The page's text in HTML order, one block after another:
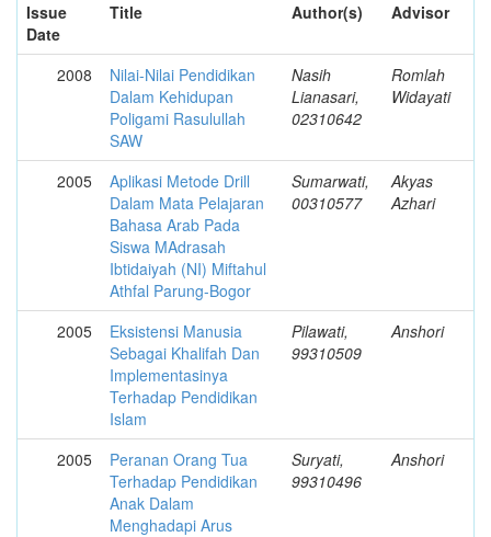
Issue
Date
Title Author(s) Advisor
2008
Nilai-Nilai Pendidikan
Dalam Kehidupan
Poligami Rasulullah
SAW
Nasih
Lianasari,
02310642
Romlah
Widayati
2005
Aplikasi Metode Drill
Dalam Mata Pelajaran
Bahasa Arab Pada
Siswa MAdrasah
Ibtidaiyah (NI) Miftahul
Athfal Parung-Bogor
Sumarwati,
00310577
Akyas
Azhari
2005
Eksistensi Manusia
Sebagai Khalifah Dan
Implementasinya
Terhadap Pendidikan
Islam
Pilawati,
99310509
Anshori
2005
Peranan Orang Tua
Terhadap Pendidikan
Anak Dalam
Menghadapi Arus
Suryati,
99310496
Anshori